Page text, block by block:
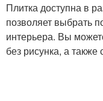
Плитка доступна в
позволяет выбрать
интерьера. Вы
без рисунка, а